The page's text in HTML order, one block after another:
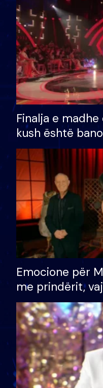
Finalja e
kush është
shtëpinë dhe
të fituar çmimin
Emocione për
me prindërit,
bashkëshorten:
divorci apo jo?